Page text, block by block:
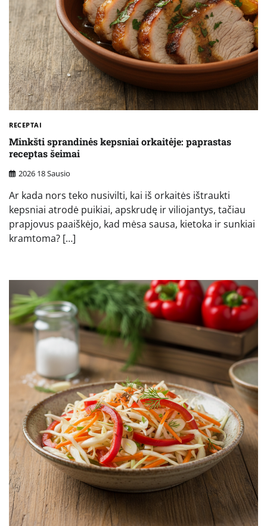
RECEPTAI
Minkšti sprandinės kepsniai orkaitėje: paprastas
receptas šeimai
2026 18 Sausio
Ar kada nors teko nusivilti, kai iš orkaitės ištraukti
kepsniai atrodė puikiai, apskrudę ir viliojantys, tačiau
prapjovus paaiškėjo, kad mėsa sausa, kietoka ir sunkiai
kramtoma? […]